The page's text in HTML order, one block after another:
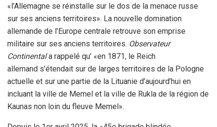
«l’Allemagne se réinstalle sur le dos de la menace russe
sur ses anciens territoires». La nouvelle domination
allemande de l’Europe centrale retrouve son emprise
militaire sur ses anciens territoires. Observateur
Continentala rappelé qu’ «en 1871, le Reich
allemand s’étendait sur de larges territoires de la Pologne
actuelle et sur une partie de la Lituanie d’aujourd’hui en
incluant la ville de Memel et la ville de Rukla de la région de
Kaunas non loin du fleuve Memel».